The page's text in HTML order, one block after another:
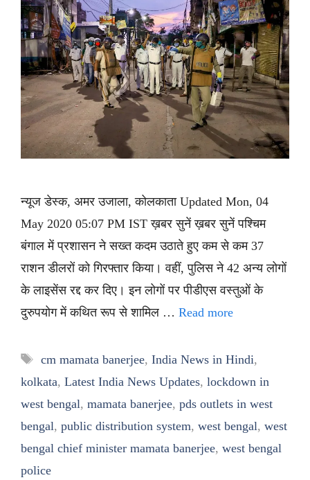
न्यूज डेस्क, अमर उजाला, कोलकाता Updated Mon, 04
May 2020 05:07 PM IST ख़बर सुनें ख़बर सुनें पश्चिम
बंगाल में प्रशासन ने सख्त कदम उठाते हुए कम से कम 37
राशन डीलरों को गिरफ्तार किया। वहीं, पुलिस ने 42 अन्य लोगों
के लाइसेंस रद्द कर दिए। इन लोगों पर पीडीएस वस्तुओं के
दुरुपयोग में कथित रूप से शामिल … Read more
Tags
cm mamata banerjee, India News in Hindi,
kolkata, Latest India News Updates, lockdown in
west bengal, mamata banerjee, pds outlets in west
bengal, public distribution system, west bengal, west
bengal chief minister mamata banerjee, west bengal
police